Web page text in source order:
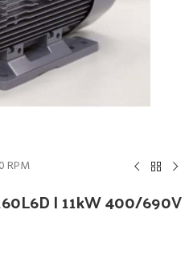
RPM
| 11kW 400/690V